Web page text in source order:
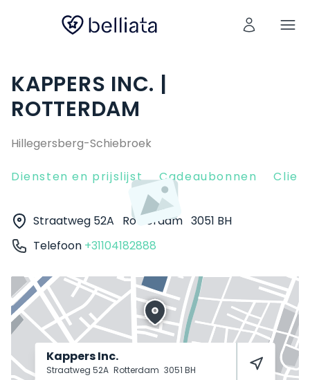
KAPPERS INC. |
ROTTERDAM
Hillegersberg-Schiebroek
Diensten en prijslijst Cadeaubonnen
Straatweg 52A Rotterdam 3051 BH
Telefoon +31104182888
Kappers Inc.
Straatweg 52A Rotterdam 3051 BH